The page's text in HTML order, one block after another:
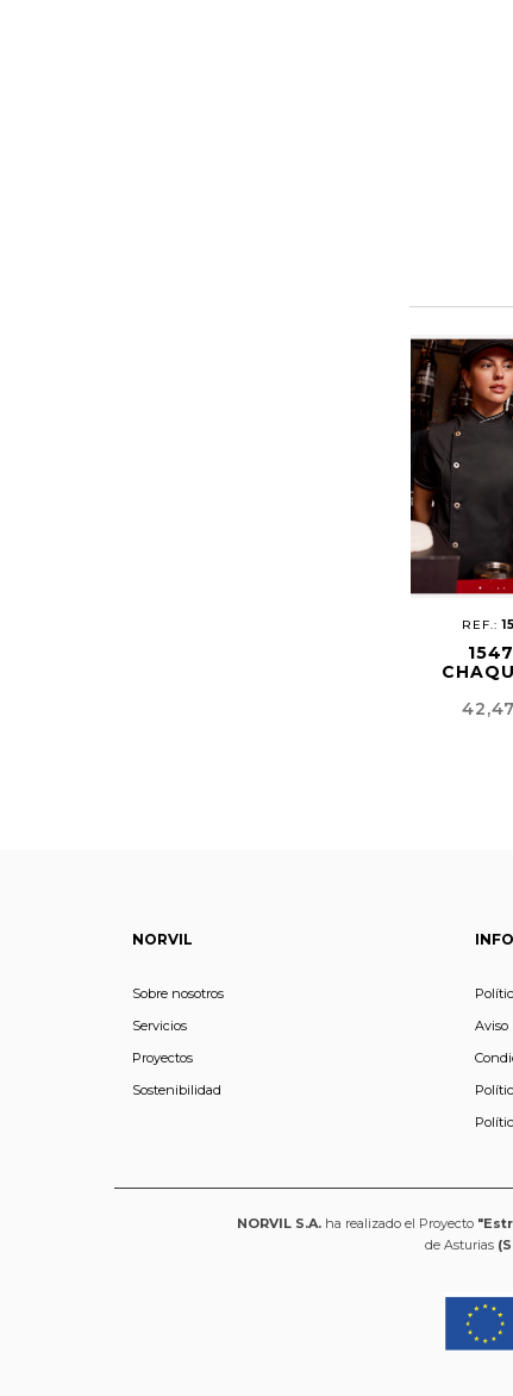
REF.:
Precio
NORVIL
Sobre nosotros
Servicios
Proyectos
Sostenibilidad
Aviso
NORVIL S.A.ha realizado el Proyecto
de Asturias